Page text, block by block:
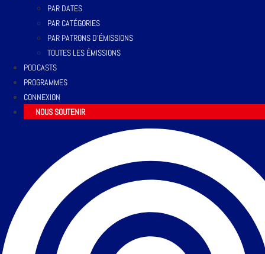
PAR DATES
PAR CATÉGORIES
PAR PATRONS D’ÉMISSIONS
TOUTES LES ÉMISSIONS
PODCASTS
PROGRAMMES
CONNEXION
NOUS SOUTENIR